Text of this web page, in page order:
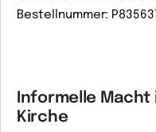
Bestellnummer:
Informelle
Kirche